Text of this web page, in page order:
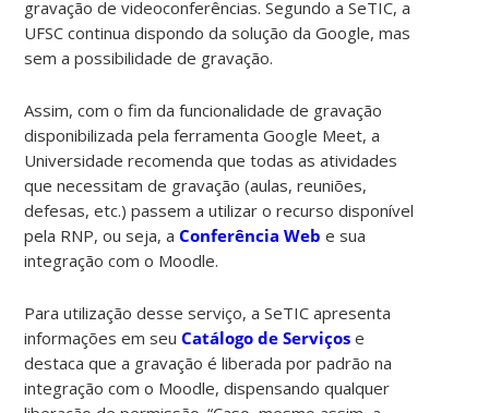
gravação de videoconferências. Segundo a SeTIC, a
UFSC continua dispondo da solução da Google, mas
sem a possibilidade de gravação.
Assim, com o fim da funcionalidade de gravação
disponibilizada pela ferramenta Google Meet, a
Universidade recomenda que todas as atividades
que necessitam de gravação (aulas, reuniões,
defesas, etc.) passem a utilizar o recurso disponível
pela RNP, ou seja, aConferência Web e sua
integração com o Moodle.
Para utilização desse serviço, a SeTIC apresenta
informações em seuCatálogo de Serviços e
destaca que a gravação é liberada por padrão na
integração com o Moodle, dispensando qualquer